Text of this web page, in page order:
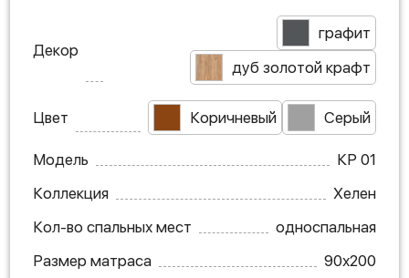
Декор
графит
дуб золотой крафт
Цвет Коричневый Серый
Модель
КР 01
Коллекция
Хелен
Кол-во спальных мест
односпальная
Размер матраса
90х200